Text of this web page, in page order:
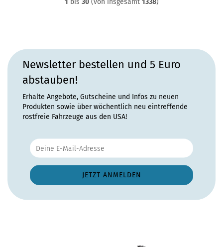
1 bis 30(von insgesamt 1338)
Newsletter bestellen und 5 Euro
abstauben!
Erhalte Angebote, Gutscheine und Infos zu neuen
Produkten sowie über wöchentlich neu eintreffende
rostfreie Fahrzeuge aus den USA!